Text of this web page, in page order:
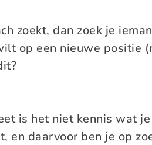
zoekt, dan zoek je
op een nieuwe positie
is het niet kennis wat
en daarvoor ben je op